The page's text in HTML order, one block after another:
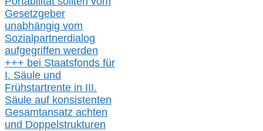
Gesetzgeber
unabhängig vom
Sozialpartnerdialog
aufgegriffen werden
+++ bei Staatsfonds für
I. Säule und
Frühstartrente in III.
Säule auf konsistenten
Gesamtansatz achten
und Doppelstrukturen